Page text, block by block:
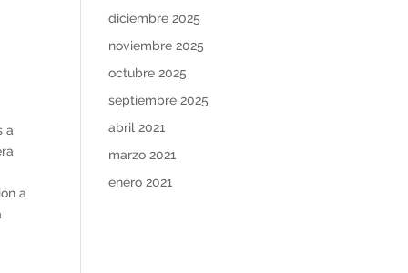
a
a
diciembre 2025
noviembre 2025
octubre 2025
septiembre 2025
abril 2021
marzo 2021
enero 2021